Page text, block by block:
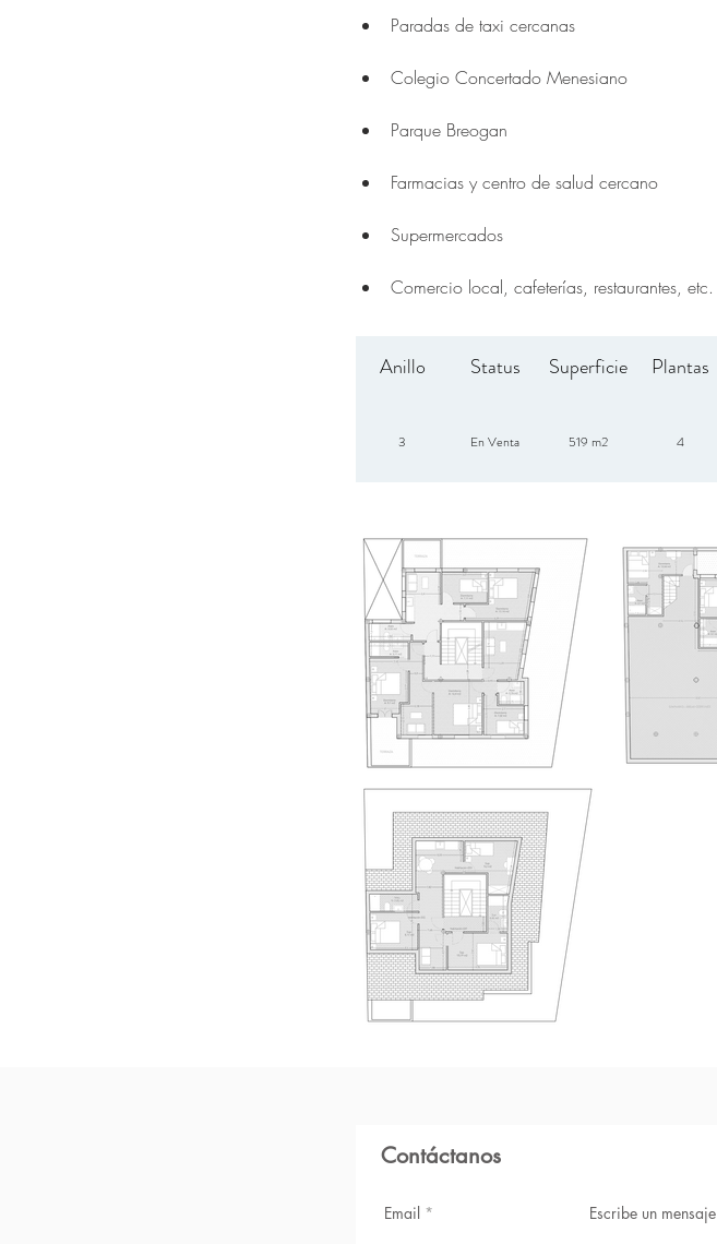
Paradas de taxi cercanas
Colegio Concertado Menesiano
Parque Breogan
Farmacias y centro de salud cercano
Supermercados
Comercio local, cafeterías, restaurantes, etc.
Anillo Status Superficie Plantas
3 En Venta 519 m2 4
Contáctanos
Email Escribe un mensaje